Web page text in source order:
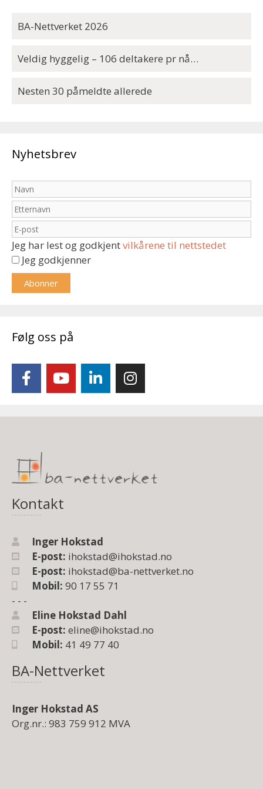
BA-Nettverket 2026
Veldig hyggelig – 106 deltakere pr nå…
Nesten 30 påmeldte allerede
Nyhetsbrev
Jeg har lest og godkjentvilkårene til nettstedet
Jeg godkjenner
Følg oss på
Kontakt
Inger Hokstad
E-post: ihokstad@ihokstad.no
E-post: ihokstad@ba-nettverket.no
Mobil: 90 17 55 71
- - -
Eline Hokstad Dahl
E-post: eline@ihokstad.no
Mobil: 41 49 77 40
BA-Nettverket
Inger Hokstad AS
Org.nr.: 983 759 912 MVA